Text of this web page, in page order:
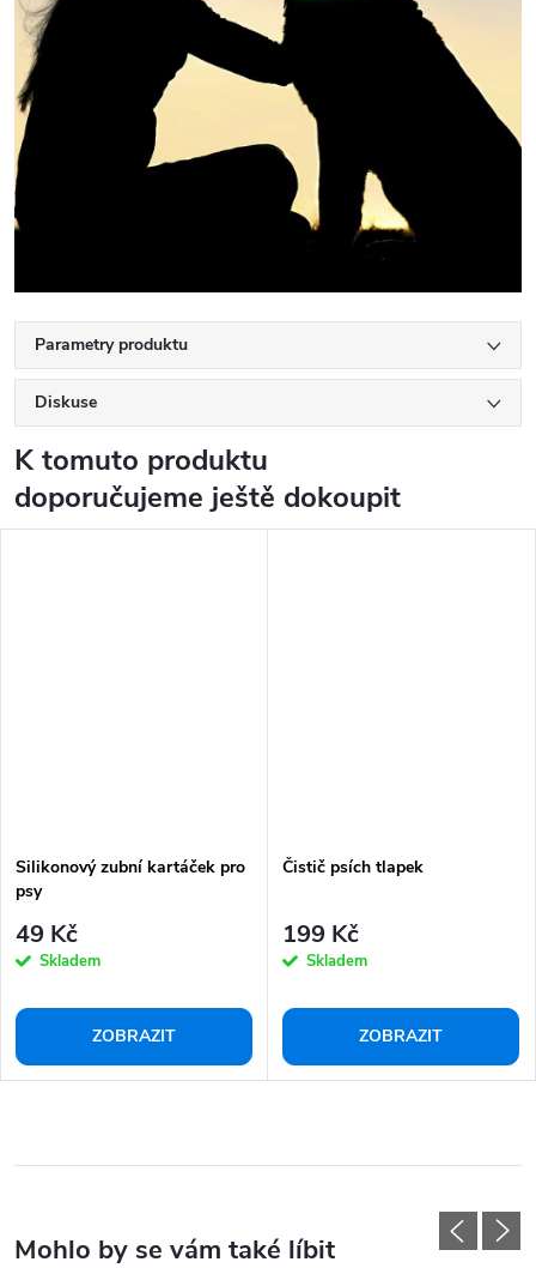
Parametry produktu
Diskuse
K tomuto produktu
doporučujeme ještě dokoupit
Silikonový zubní kartáček pro
psy
49 Kč
Skladem
ZOBRAZIT
Čistič psích tlapek
199 Kč
Skladem
ZOBRAZIT